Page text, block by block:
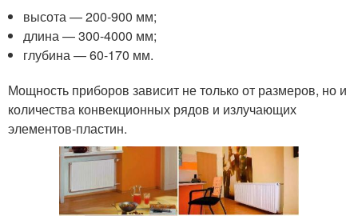
высота — 200-900 мм;
длина — 300-4000 мм;
глубина — 60-170 мм.
Мощность приборов зависит не только от размеров, но и
количества конвекционных рядов и излучающих
элементов-пластин.